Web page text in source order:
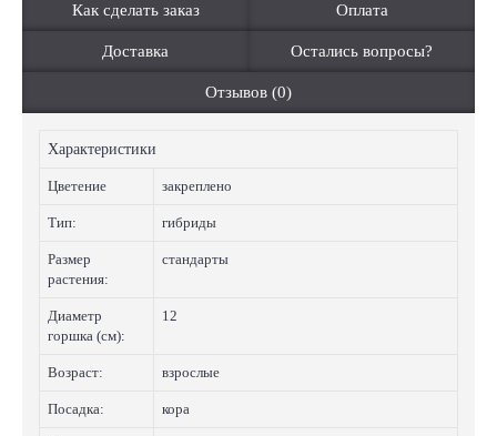
Как сделать заказ Оплата
Доставка Остались вопросы?
Отзывов (0)
Характеристики
Цветение закреплено
Тип: гибриды
Размер
растения:
стандарты
Диаметр
горшка (см):
12
Возраст: взрослые
Посадка: кора